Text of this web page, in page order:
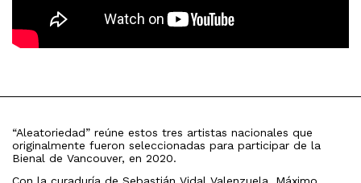
“Aleatoriedad” reúne estos tres artistas nacionales que
originalmente fueron seleccionadas para participar de la
Bienal de Vancouver, en 2020.
Con la curaduría de Sebastián Vidal Valenzuela, Máximo